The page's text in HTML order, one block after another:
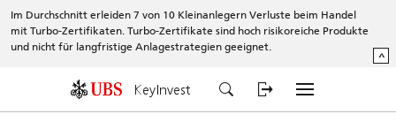
Im Durchschnitt erleiden 7 von 10 Kleinanlegern Verluste beim Handel
mit Turbo-Zertifikaten. Turbo-Zertifikate sind hoch risikoreiche Produkte
und nicht für langfristige Anlagestrategien geeignet.
^
KeyInvest